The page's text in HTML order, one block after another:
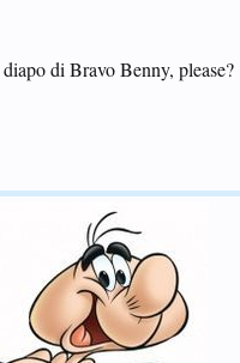
di Bravo Benny, please?